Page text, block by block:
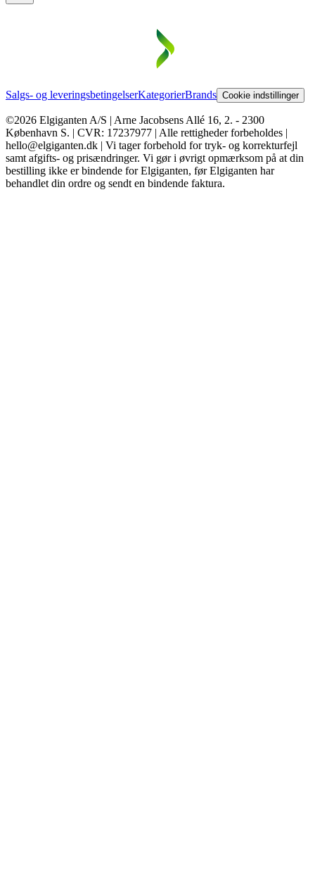
Salgs- og leveringsbetingelserKategorierBrands Cookie indstillinger
©2026 Elgiganten A/S | Arne Jacobsens Allé 16, 2. - 2300
København S. | CVR: 17237977 | Alle rettigheder forbeholdes |
hello@elgiganten.dk | Vi tager forbehold for tryk- og korrekturfejl
samt afgifts- og prisændringer. Vi gør i øvrigt opmærksom på at din
bestilling ikke er bindende for Elgiganten, før Elgiganten har
behandlet din ordre og sendt en bindende faktura.